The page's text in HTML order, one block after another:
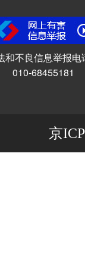
和不良信息举报电
010-68455181
京